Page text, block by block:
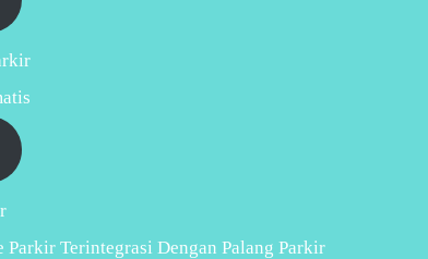
Parkir Terintegrasi Dengan Palang Parkir